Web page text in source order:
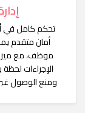
تحكم كامل في
أمان متقدم
الإجراءات
ومنع الوصول